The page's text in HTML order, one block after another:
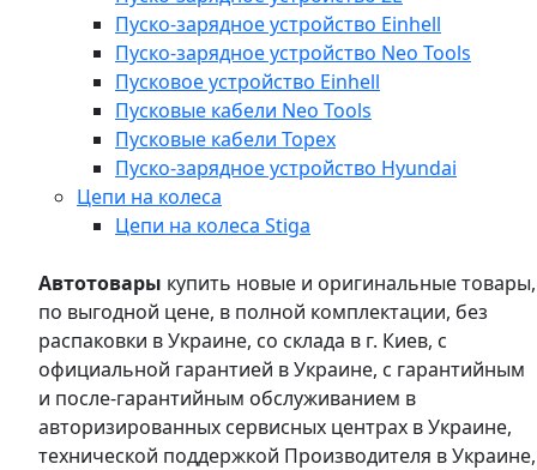
Пуско-зарядное устройство Einhell
Пуско-зарядное устройство Neo Tools
Пусковое устройство Einhell
Пусковые кабели Neo Tools
Пусковые кабели Topex
Пуско-зарядное устройство Hyundai
Цепи на колеса
Цепи на колеса Stiga
Автотовары купить новые и оригинальные товары,
по выгодной цене, в полной комплектации, без
распаковки в Украине, со склада в г. Киев, с
официальной гарантией в Украине, с гарантийным
и после-гарантийным обслуживанием в
авторизированных сервисных центрах в Украине,
технической поддержкой Производителя в Украине,